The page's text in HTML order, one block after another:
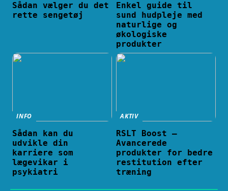
Sådan vælger du det
rette sengetøj
Enkel guide til
sund hudpleje med
naturlige og
økologiske
produkter
INFO
Sådan kan du
udvikle din
karriere som
lægevikar i
psykiatri
AKTIV
RSLT Boost –
Avancerede
produkter for bedre
restitution efter
træning